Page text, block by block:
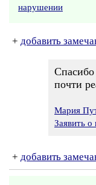
нарушении
+ добавить
почти
Мария
Заявить
+ добавить